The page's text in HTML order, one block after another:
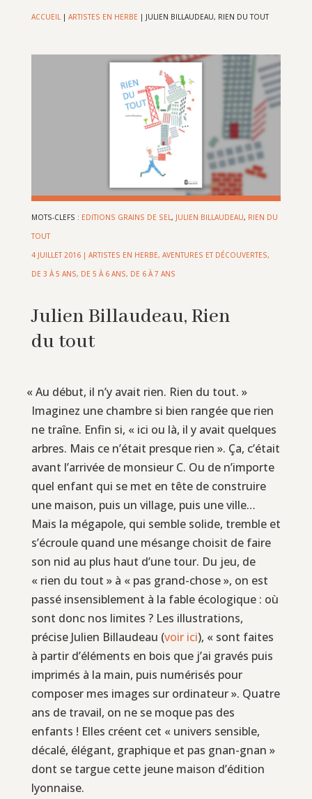
ACCUEIL| ARTISTES EN HERBE | JULIEN BILLAUDEAU, RIEN DU TOUT
MOTS-CLEFS : EDITIONS GRAINS DE SEL , JULIEN BILLAUDEAU, RIEN DU
TOUT
4 JUILLET 2016| ARTISTES EN HERBE, AVENTURES ET DÉCOUVERTES,
DE 3 À 5 ANS, DE 5 À 6 ANS, DE 6 À 7 ANS
Julien Billaudeau, Rien
du tout
« Au début, il n’y avait rien. Rien du tout. »
Imaginez une chambre si bien rangée que rien
ne traîne. Enfin si, « ici ou là, il y avait quelques
arbres. Mais ce n’était presque rien ». Ça, c’était
avant l’arrivée de monsieur C. Ou de n’importe
quel enfant qui se met en tête de construire
une maison, puis un village, puis une ville…
Mais la mégapole, qui semble solide, tremble et
s’écroule quand une mésange choisit de faire
son nid au plus haut d’une tour. Du jeu, de
« rien du tout » à « pas grand-chose », on est
passé insensiblement à la fable écologique : où
sont donc nos limites ? Les illustrations,
précise Julien Billaudeau (voir ici), « sont faites
à partir d’éléments en bois que j’ai gravés puis
imprimés à la main, puis numérisés pour
composer mes images sur ordinateur ». Quatre
ans de travail, on ne se moque pas des
enfants ! Elles créent cet « univers sensible,
décalé, élégant, graphique et pas gnan-gnan »
dont se targue cette jeune maison d’édition
lyonnaise.